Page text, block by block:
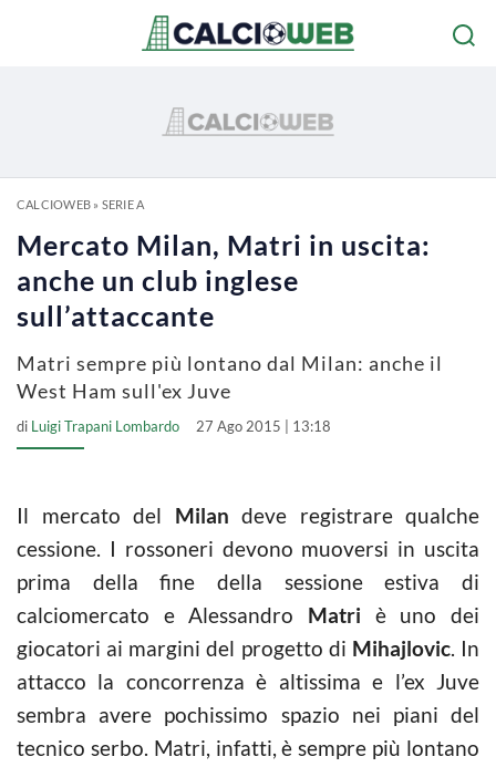
CALCIOWEB» SERIE A
Mercato Milan, Matri in uscita:
anche un club inglese
sull’attaccante
Matri sempre più lontano dal Milan: anche il
West Ham sull'ex Juve
di Luigi Trapani Lombardo 27 Ago 2015 | 13:18
Il mercato del Milan deve registrare qualche
cessione. I rossoneri devono muoversi in uscita
prima della fine della sessione estiva di
calciomercato e Alessandro Matri è uno dei
giocatori ai margini del progetto di Mihajlovic. In
attacco la concorrenza è altissima e l’ex Juve
sembra avere pochissimo spazio nei piani del
tecnico serbo. Matri, infatti, è sempre più lontano